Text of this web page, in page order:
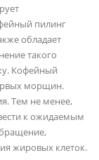
пилинг
обладает
такого
Кофейный
морщин.
Тем не менее,
к ожидаемым
жировых клеток.